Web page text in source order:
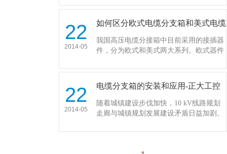
到的结果。公司具有多年的生产经验，产
品质量好，价格优，受到新老客户的一致
好评。在这里，我们…
22
2014-05
如何区分欧式电缆分支箱和美式电缆
分支箱-正大工控提示…
我国高压电缆分接箱中目前采用的接插器
件，分为欧式和美式两大系列。欧式器件
变电站的电缆连接概念引用到电缆分支箱
领域中，美式器件则是将90年代从美国引
进的座装式箱式…
22
2014-05
电缆分支箱的安装和应用-正大工控
解读…
随着城镇建设步伐加快，10 kV线路规划
走廊与城镇规划发展建设矛盾日益加剧。
可靠供电。本着“典型设计、优化运行、